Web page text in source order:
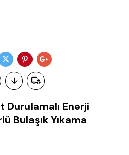
Enerji
Bulaşık Yıkama